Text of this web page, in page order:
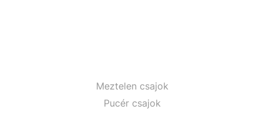
Meztelen csajok
Pucér csajok